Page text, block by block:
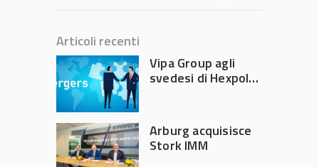
Articoli recenti
Vipa Group agli
svedesi di Hexpol
Arburg acquisisce
Stork IMM